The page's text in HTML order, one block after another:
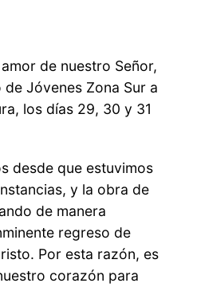
de nuestro Señor,
Jóvenes Zona Sur a
los días 29, 30 y 31
desde que estuvimos
y la obra de
de manera
regreso de
Por esta razón, es
corazón para